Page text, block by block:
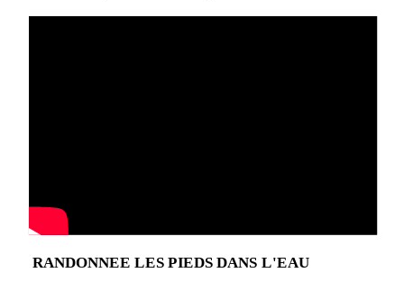
RANDONNEE LES PIEDS DANS L'EAU